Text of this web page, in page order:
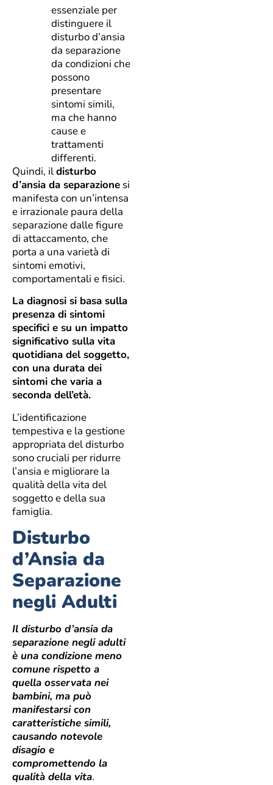
essenziale per
distinguere il
disturbo d’ansia
da separazione
da condizioni che
possono
presentare
sintomi simili,
ma che hanno
cause e
trattamenti
differenti.
Quindi, ildisturbo
d’ansia da separazione si
manifesta con un’intensa
e irrazionale paura della
separazione dalle figure
di attaccamento, che
porta a una varietà di
sintomi emotivi,
comportamentali e fisici.
La diagnosi si basa sulla
presenza di sintomi
specifici e su un impatto
significativo sulla vita
quotidiana del soggetto,
con una durata dei
sintomi che varia a
seconda dell’età.
L’identificazione
tempestiva e la gestione
appropriata del disturbo
sono cruciali per ridurre
l’ansia e migliorare la
qualità della vita del
soggetto e della sua
famiglia.
Disturbo
d’Ansia da
Separazione
negli Adulti
Il disturbo d’ansia da
separazione negli adulti
è una condizione meno
comune rispetto a
quella osservata nei
bambini, ma può
manifestarsi con
caratteristiche simili,
causando notevole
disagio e
compromettendo la
qualità della vita.